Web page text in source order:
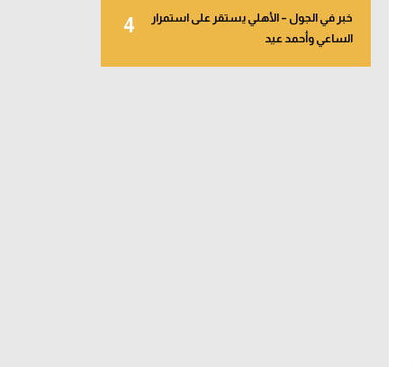
4
خبر في الجول – الأهلي يستقر على استمرار
الساعي وأحمد عيد